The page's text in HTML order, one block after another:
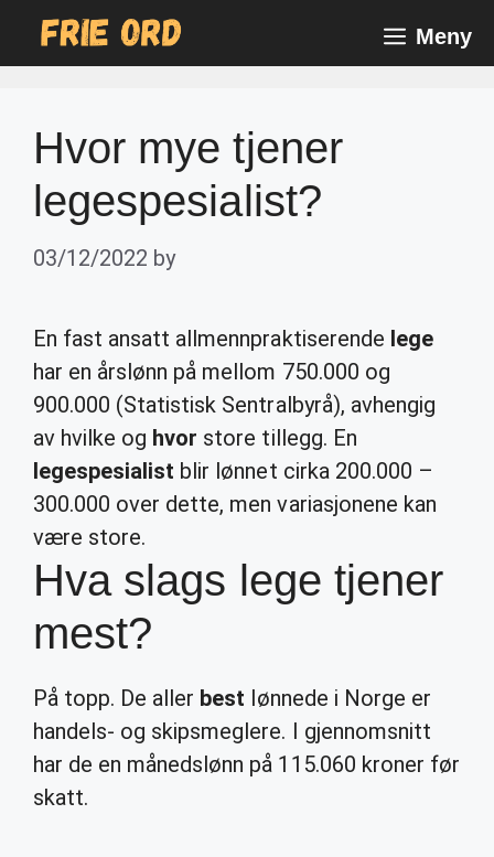
Meny
Hvor mye tjener
legespesialist?
03/12/2022 by
En fast ansatt allmennpraktiserende lege
har en årslønn på mellom 750.000 og
900.000 (Statistisk Sentralbyrå), avhengig
av hvilke og hvor store tillegg. En
legespesialist blir lønnet cirka 200.000 –
300.000 over dette, men variasjonene kan
være store.
Hva slags lege tjener
mest?
På topp. De aller best lønnede i Norge er
handels- og skipsmeglere. I gjennomsnitt
har de en månedslønn på 115.060 kroner før
skatt.